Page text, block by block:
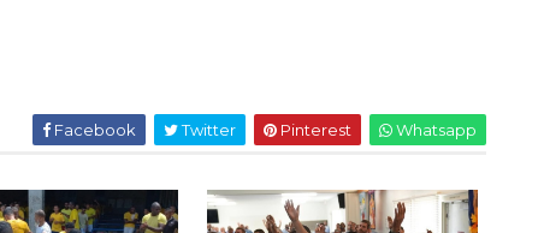
Facebook Twitter Pinterest Whatsapp